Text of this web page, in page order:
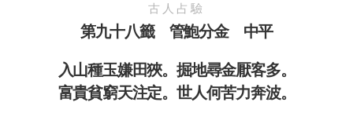
古人占驗
第九十八籤 管鮑分金 中平
入山種玉嫌田狹。掘地尋金厭客多。
富貴貧窮天注定。世人何苦力奔波。